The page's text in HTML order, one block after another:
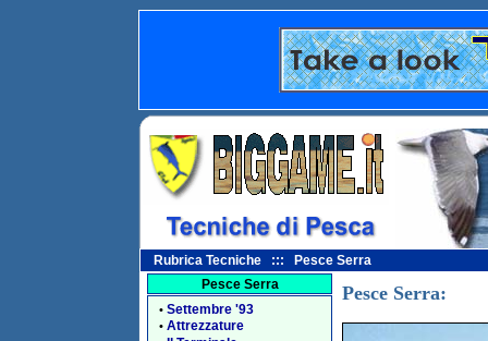
Rubrica Tecniche ::: Pesce Serra
Pesce Serra
• Settembre '93
• Attrezzature
Pesce Serra: